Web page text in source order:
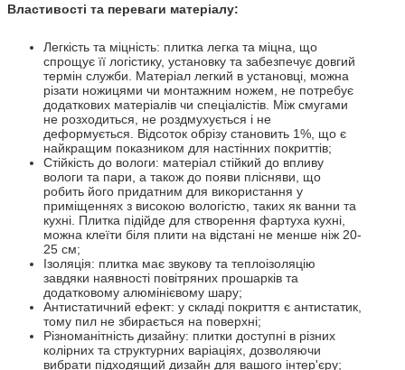
Властивості та переваги матеріалу:
Легкість та міцність: плитка легка та міцна, що
спрощує її логістику, установку та забезпечує довгий
термін служби. Матеріал легкий в установці, можна
різати ножицями чи монтажним ножем, не потребує
додаткових матеріалів чи спеціалістів. Між смугами
не розходиться, не роздмухується і не
деформується. Відсоток обрізу становить 1%, що є
найкращим показником для настінних покриттів;
Стійкість до вологи: матеріал стійкий до впливу
вологи та пари, а також до появи плісняви, що
робить його придатним для використання у
приміщеннях з високою вологістю, таких як ванни та
кухні. Плитка підійде для створення фартуха кухні,
можна клеїти біля плити на відстані не менше ніж 20-
25 см;
Ізоляція: плитка має звукову та теплоізоляцію
завдяки наявності повітряних прошарків та
додатковому алюмінієвому шару;
Антистатичний ефект: у складі покриття є антистатик,
тому пил не збирається на поверхні;
Різноманітність дизайну: плитки доступні в різних
колірних та структурних варіаціях, дозволяючи
вибрати підходящий дизайн для вашого інтер'єру;